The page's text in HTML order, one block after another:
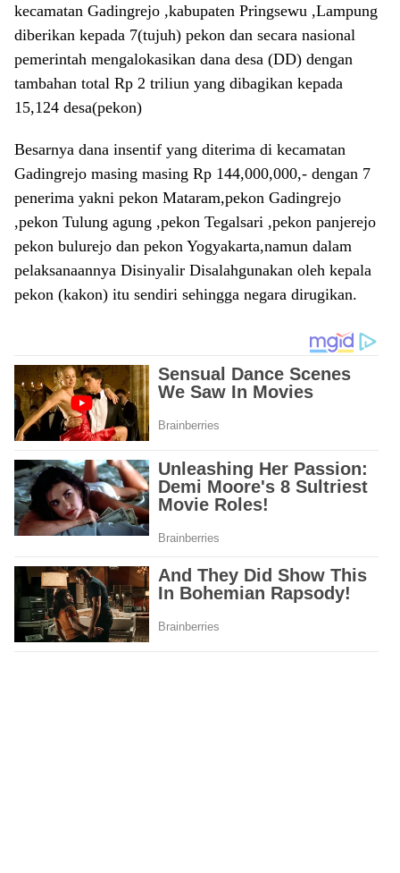
kecamatan Gadingrejo ,kabupaten Pringsewu ,Lampung
diberikan kepada 7(tujuh) pekon dan secara nasional
pemerintah mengalokasikan dana desa (DD) dengan
tambahan total Rp 2 triliun yang dibagikan kepada
15,124 desa(pekon)
Besarnya dana insentif yang diterima di kecamatan
Gadingrejo masing masing Rp 144,000,000,- dengan 7
penerima yakni pekon Mataram,pekon Gadingrejo
,pekon Tulung agung ,pekon Tegalsari ,pekon panjerejo
pekon bulurejo dan pekon Yogyakarta,namun dalam
pelaksanaannya Disinyalir Disalahgunakan oleh kepala
pekon (kakon) itu sendiri sehingga negara dirugikan.